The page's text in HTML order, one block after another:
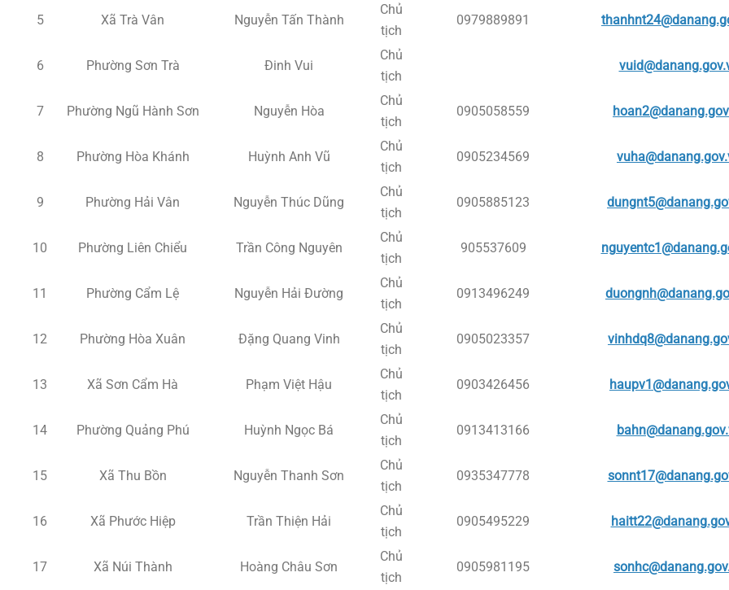
5 Xã Trà Vân Nguyễn Tấn Thành
Chủ
tịch
0979889891
6 Phường Sơn Trà Đinh Vui
Chủ
tịch
7 Phường Ngũ Hành Sơn Nguyễn Hòa
Chủ
tịch
0905058559
8 Phường Hòa Khánh Huỳnh Anh Vũ
Chủ
tịch
0905234569
9 Phường Hải Vân Nguyễn Thúc Dũng
Chủ
tịch
0905885123
10 Phường Liên Chiểu Trần Công Nguyên
Chủ
tịch
905537609
11 Phường Cẩm Lệ Nguyễn Hải Đường
Chủ
tịch
0913496249
12 Phường Hòa Xuân Đặng Quang Vinh
Chủ
tịch
0905023357
13 Xã Sơn Cẩm Hà Phạm Việt Hậu
Chủ
tịch
0903426456
14 Phường Quảng Phú Huỳnh Ngọc Bá
Chủ
tịch
0913413166
15 Xã Thu Bồn Nguyễn Thanh Sơn
Chủ
tịch
0935347778
16 Xã Phước Hiệp Trần Thiện Hải
Chủ
tịch
0905495229
17 Xã Núi Thành Hoàng Châu Sơn
Chủ
tịch
0905981195